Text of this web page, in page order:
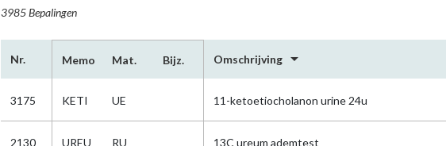
3985 Bepalingen
Nr. Memo Mat. Bijz. Omschrijving arrow_drop_down
3175 KETI UE 11-ketoetiocholanon urine 24u
2130 UREU RU 13C ureum ademtest